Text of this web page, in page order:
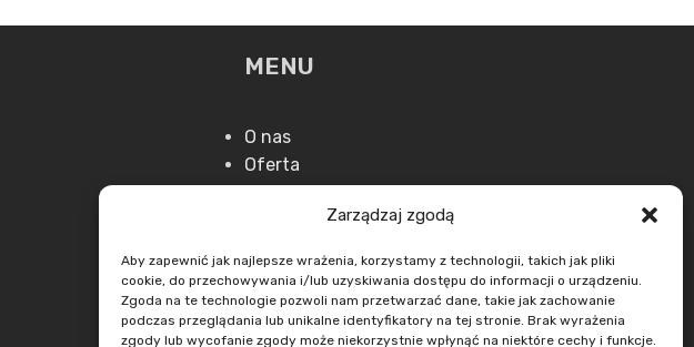
Zarządzaj zgodą
Aby zapewnić jak najlepsze wrażenia, korzystamy z technologii, takich jak pliki
cookie, do przechowywania i/lub uzyskiwania dostępu do informacji o urządzeniu.
Zgoda na te technologie pozwoli nam przetwarzać dane, takie jak zachowanie
podczas przeglądania lub unikalne identyfikatory na tej stronie. Brak wyrażenia
zgody lub wycofanie zgody może niekorzystnie wpłynąć na niektóre cechy i funkcje.
MENU
O nas
Oferta
Aktualności